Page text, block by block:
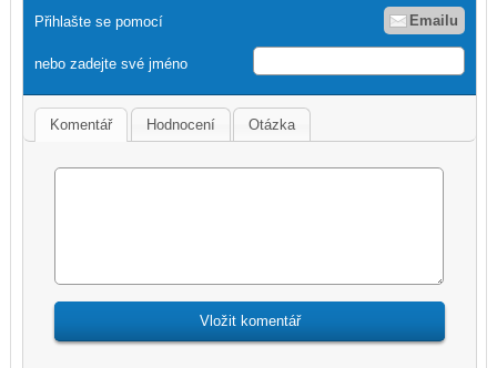
Přihlašte se pomocí Emailu
nebo zadejte své jméno
Komentář Hodnocení Otázka